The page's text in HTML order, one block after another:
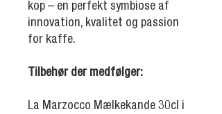
kop – en perfekt symbiose af
innovation, kvalitet og passion
for kaffe.
Tilbehør der medfølger:
La Marzocco Mælkekande 30cl i